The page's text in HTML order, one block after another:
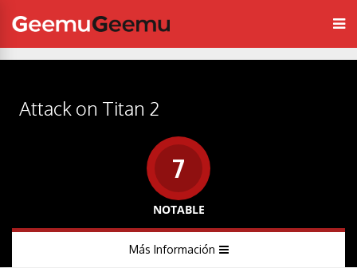
Attack on Titan 2
7
NOTABLE
Más Información